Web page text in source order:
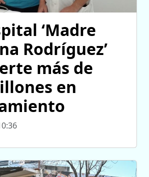
‘Madre
Rodríguez’
más de
en